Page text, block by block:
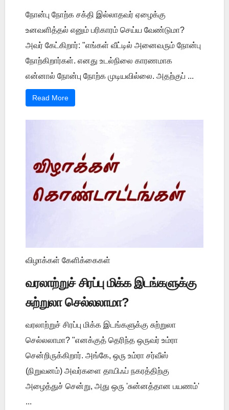
நோன்பு நோற்க சக்தி இல்லாதவர் ஏழைக்கு
உனவளித்தல் எனும் பரிகாரம் செய்ய வேண்டுமா?
அவர் கேட்கிறார்: "எங்கள் வீட்டில் அனைவரும் நோன்பு
நோற்கிறார்கள். எனது உடல்நிலை காரணமாக
என்னால் நோன்பு நோற்க முடியவில்லை. அதற்குப் ...
Read More
விழாக்கள் கேளிக்கைகள்
வரலாற்றுச் சிரப்பு மிக்க இடங்களுக்கு
சுற்றுலா செல்லலாமா?
வரலாற்றுச் சிரப்பு மிக்க இடங்களுக்கு சுற்றுலா
செல்லலாமா? "எனக்குத் தெரிந்த ஒருவர் உம்ரா
சென்றிருக்கிறார். அங்கே, ஒரு உம்ரா சர்வீஸ்
(நிறுவனம்) அவர்களை தாயிஃப் நகரத்திற்கு
அழைத்துச் சென்று, அது ஒரு 'சுன்னத்தான பயணம்'
...